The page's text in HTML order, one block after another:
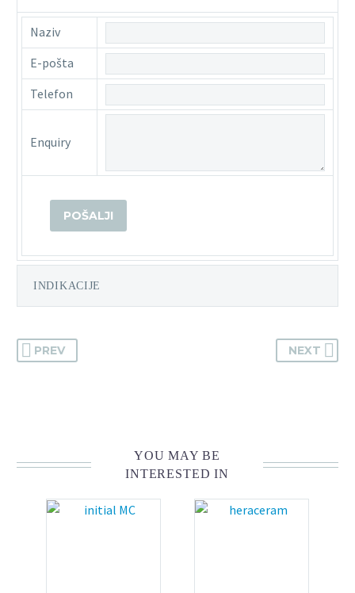
Naziv
E-pošta
Telefon
Enquiry
INDIKACIJE
PREV NEXT
YOU MAY BE
INTERESTED IN